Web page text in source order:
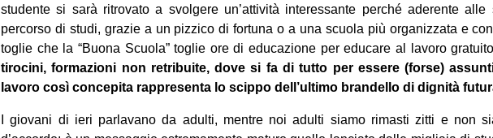
studente si sarà ritrovato a svolgere un’attività interessante perché aderente
percorso di studi, grazie a un pizzico di fortuna o a una scuola più organizzata e
toglie che la “Buona Scuola” toglie ore di educazione per educare al lavoro
tirocini, formazioni non retribuite, dove si fa di tutto per essere (forse)
lavoro così concepita rappresenta lo scippo dell’ultimo brandello di dignità
I giovani di ieri parlavano da adulti, mentre noi adulti siamo rimasti zitti e non